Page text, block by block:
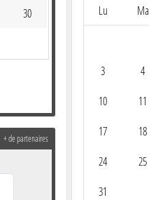
Lu Ma
3 4
10 11
17 18
24 25
31
30
+ de partenaires